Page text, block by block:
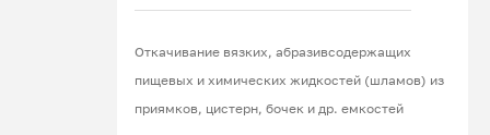
Откачивание вязких, абразивсодержащих
пищевых и химических жидкостей (шламов) из
приямков, цистерн, бочек и др. емкостей